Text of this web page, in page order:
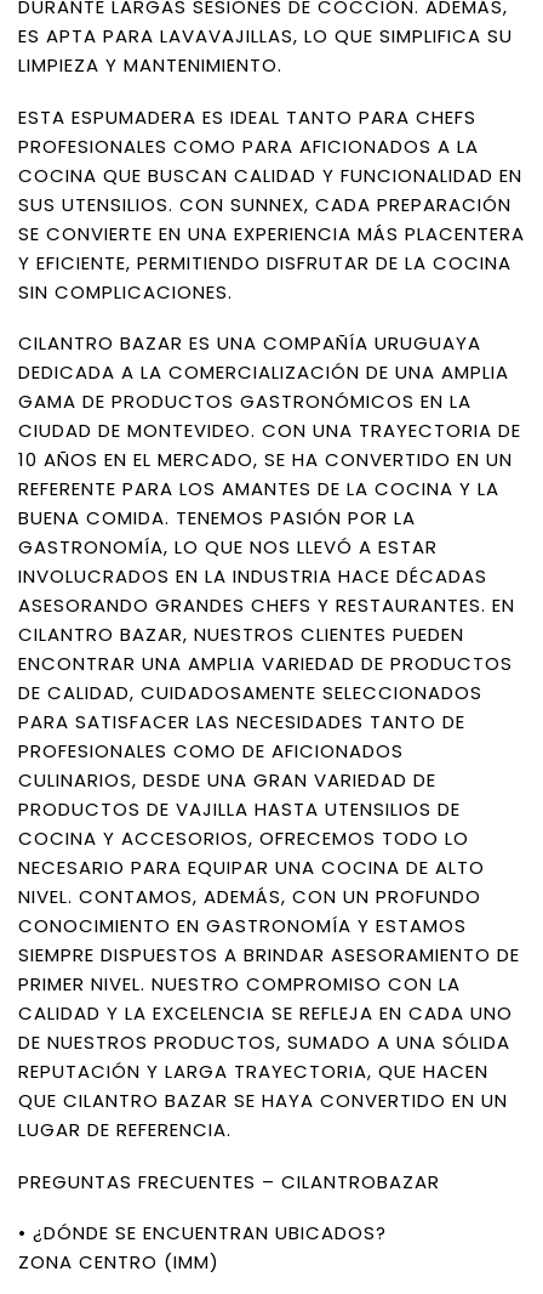
DURANTE LARGAS SESIONES DE COCCIÓN. ADEMÁS,
ES APTA PARA LAVAVAJILLAS, LO QUE SIMPLIFICA SU
LIMPIEZA Y MANTENIMIENTO.
ESTA ESPUMADERA ES IDEAL TANTO PARA CHEFS
PROFESIONALES COMO PARA AFICIONADOS A LA
COCINA QUE BUSCAN CALIDAD Y FUNCIONALIDAD EN
SUS UTENSILIOS. CON SUNNEX, CADA PREPARACIÓN
SE CONVIERTE EN UNA EXPERIENCIA MÁS PLACENTERA
Y EFICIENTE, PERMITIENDO DISFRUTAR DE LA COCINA
SIN COMPLICACIONES.
CILANTRO BAZAR ES UNA COMPAÑÍA URUGUAYA
DEDICADA A LA COMERCIALIZACIÓN DE UNA AMPLIA
GAMA DE PRODUCTOS GASTRONÓMICOS EN LA
CIUDAD DE MONTEVIDEO. CON UNA TRAYECTORIA DE
10 AÑOS EN EL MERCADO, SE HA CONVERTIDO EN UN
REFERENTE PARA LOS AMANTES DE LA COCINA Y LA
BUENA COMIDA. TENEMOS PASIÓN POR LA
GASTRONOMÍA, LO QUE NOS LLEVÓ A ESTAR
INVOLUCRADOS EN LA INDUSTRIA HACE DÉCADAS
ASESORANDO GRANDES CHEFS Y RESTAURANTES. EN
CILANTRO BAZAR, NUESTROS CLIENTES PUEDEN
ENCONTRAR UNA AMPLIA VARIEDAD DE PRODUCTOS
DE CALIDAD, CUIDADOSAMENTE SELECCIONADOS
PARA SATISFACER LAS NECESIDADES TANTO DE
PROFESIONALES COMO DE AFICIONADOS
CULINARIOS, DESDE UNA GRAN VARIEDAD DE
PRODUCTOS DE VAJILLA HASTA UTENSILIOS DE
COCINA Y ACCESORIOS, OFRECEMOS TODO LO
NECESARIO PARA EQUIPAR UNA COCINA DE ALTO
NIVEL. CONTAMOS, ADEMÁS, CON UN PROFUNDO
CONOCIMIENTO EN GASTRONOMÍA Y ESTAMOS
SIEMPRE DISPUESTOS A BRINDAR ASESORAMIENTO DE
PRIMER NIVEL. NUESTRO COMPROMISO CON LA
CALIDAD Y LA EXCELENCIA SE REFLEJA EN CADA UNO
DE NUESTROS PRODUCTOS, SUMADO A UNA SÓLIDA
REPUTACIÓN Y LARGA TRAYECTORIA, QUE HACEN
QUE CILANTRO BAZAR SE HAYA CONVERTIDO EN UN
LUGAR DE REFERENCIA.
PREGUNTAS FRECUENTES – CILANTROBAZAR
• ¿DÓNDE SE ENCUENTRAN UBICADOS?
ZONA CENTRO (IMM)